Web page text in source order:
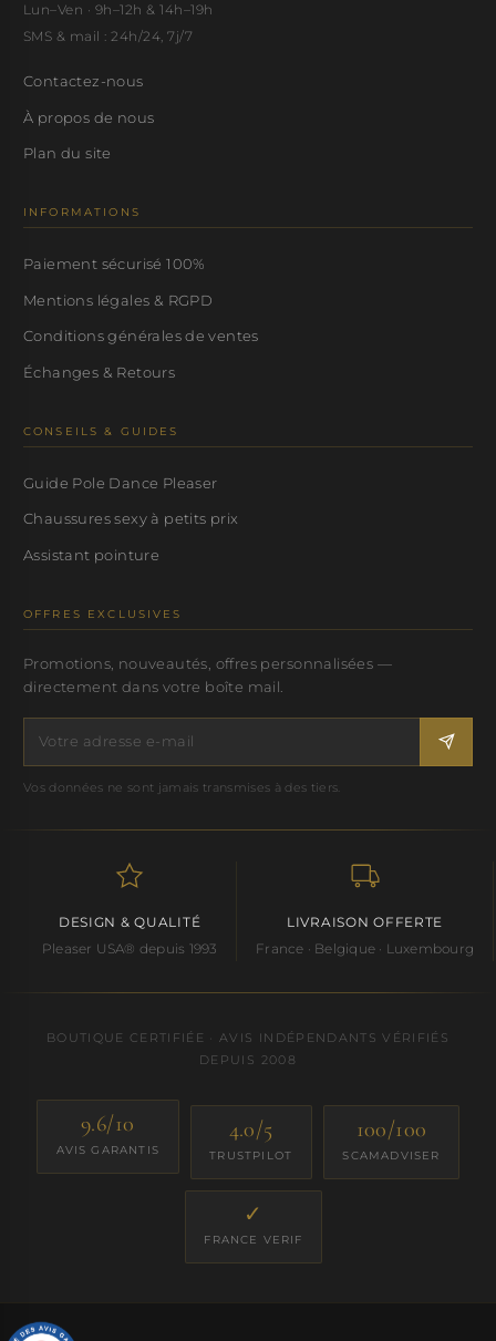
Lun–Ven · 9h–12h & 14h–19h
SMS & mail : 24h/24, 7j/7
Contactez-nous
À propos de nous
Plan du site
INFORMATIONS
Paiement sécurisé 100%
Mentions légales & RGPD
Conditions générales de ventes
Échanges & Retours
CONSEILS & GUIDES
Guide Pole Dance Pleaser
Chaussures sexy à petits prix
Assistant pointure
OFFRES EXCLUSIVES
Promotions, nouveautés, offres personnalisées —
directement dans votre boîte mail.
Vos données ne sont jamais transmises à des tiers.
DESIGN & QUALITÉ
Pleaser USA® depuis 1993
LIVRAISON OFFERTE
France · Belgique · Luxembourg
BOUTIQUE CERTIFIÉE · AVIS INDÉPENDANTS VÉRIFIÉS
DEPUIS 2008
9.6/10
AVIS GARANTIS
4.0/5
TRUSTPILOT
100/100
SCAMADVISER
✓
FRANCE VERIF